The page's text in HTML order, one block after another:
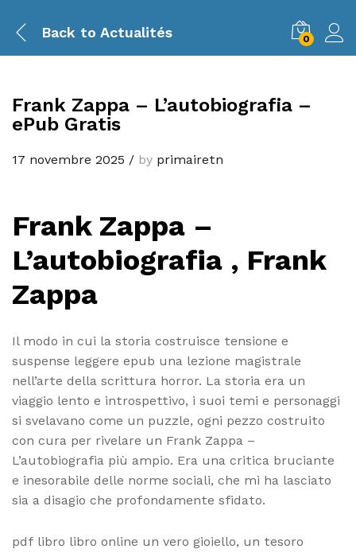
Back to Actualités 0
Frank Zappa – L’autobiografia –
ePub Gratis
17 novembre 2025 / by primairetn
Frank Zappa –
L’autobiografia , Frank
Zappa
Il modo in cui la storia costruisce tensione e
suspense leggere epub una lezione magistrale
nell’arte della scrittura horror. La storia era un
viaggio lento e introspettivo, i suoi temi e personaggi
si svelavano come un puzzle, ogni pezzo costruito
con cura per rivelare un Frank Zappa –
L’autobiografia più ampio. Era una critica bruciante
e inesorabile delle norme sociali, che mi ha lasciato
sia a disagio che profondamente sfidato.
pdf libro libro online un vero gioiello, un tesoro